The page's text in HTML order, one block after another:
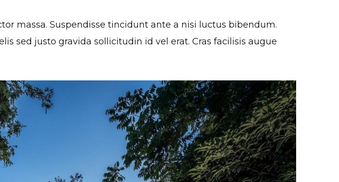
massa. Suspendisse tincidunt ante a nisi luctus bibendum.
sed justo gravida sollicitudin id vel erat. Cras facilisis augue